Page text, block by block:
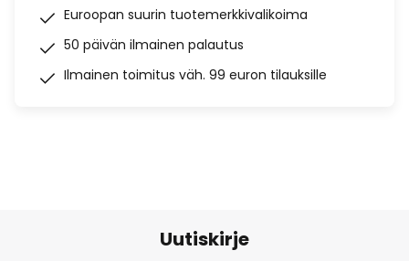
Euroopan suurin tuotemerkkivalikoima
50 päivän ilmainen palautus
Ilmainen toimitus väh. 99 euron tilauksille
Uutiskirje